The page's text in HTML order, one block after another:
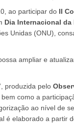
ao participar do II
Dia Internacional da
Unidas (ONU),
ampliar e
produzida pelo
bem como a
ao nível de
é elaborado a partir